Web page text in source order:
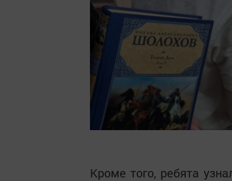
Кроме того, ребята